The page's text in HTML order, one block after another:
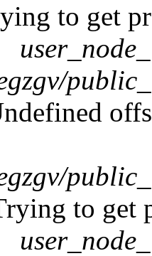
to get
to get